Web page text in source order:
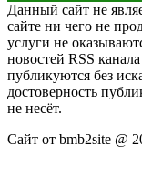
Данный сайт не
сайте ни чего не
услуги не
новостей RSS
публикуются без
достоверность
не несёт.
Сайт от bmb2site @